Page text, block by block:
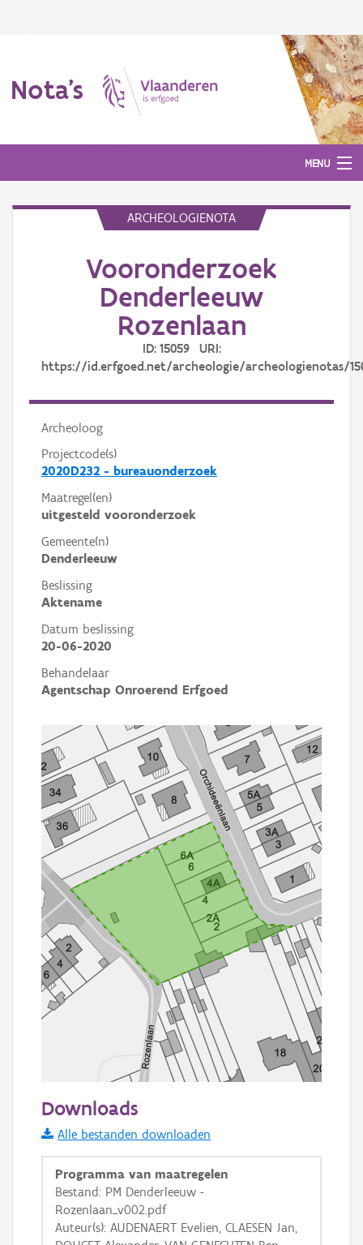
Nota's
MENU
ARCHEOLOGIENOTA
Vooronderzoek
Denderleeuw
Rozenlaan
ID: 15059 URI:
https://id.erfgoed.net/archeologie/archeologienotas/
Archeoloog
Projectcode(s)
2020D232 - bureauonderzoek
Maatregel(en)
uitgesteld vooronderzoek
Gemeente(n)
Denderleeuw
Beslissing
Aktename
Datum beslissing
20-06-2020
Behandelaar
Agentschap Onroerend Erfgoed
Informatie Vlaanderen
i
+ −
Downloads
Alle bestanden downloaden
Programma van maatregelen
Bestand: PM Denderleeuw -
Rozenlaan_v002.pdf
Auteur(s): AUDENAERT Evelien, CLAESEN Jan,